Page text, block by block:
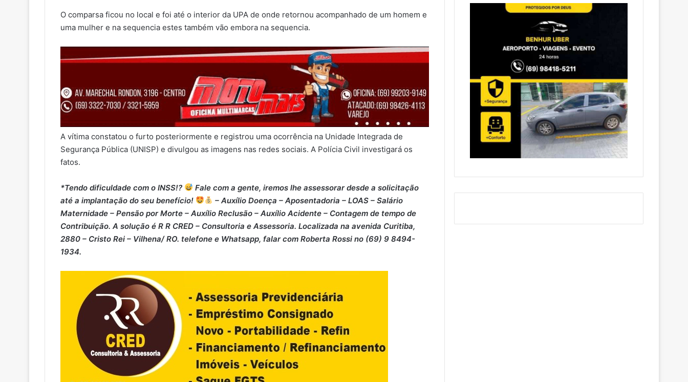
O comparsa ficou no local e foi até o interior da UPA de onde retornou acompanhado de um homem e
uma mulher e na sequencia estes também vão embora na sequencia.
A vítima constatou o furto posteriormente e registrou uma ocorrência na Unidade Integrada de
Segurança Pública (UNISP) e divulgou as imagens nas redes sociais. A Polícia Civil investigará os
fatos.
*Tendo dificuldade com o INSS!?
Fale com a gente, iremos lhe assessorar desde a solicitação
até a implantação do seu benefício!
– Auxílio Doença – ⁠Aposentadoria – ⁠LOAS – ⁠Salário
Maternidade – ⁠Pensão por Morte – ⁠Auxílio Reclusão – ⁠Auxílio Acidente – ⁠Contagem de tempo de
Contribuição. A solução é R R CRED – Consultoria e Assessoria. Localizada na avenida Curitiba,
2880 – Cristo Rei – Vilhena/ RO. telefone e Whatsapp, falar com Roberta Rossi no (69) 9 8494-
1934.